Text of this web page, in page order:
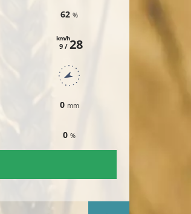
62%
9 /
km/h28
0 mm
0%
28